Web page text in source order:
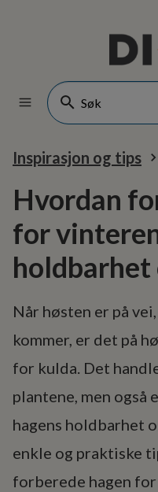
Inspirasjon og tips
Hvordan
for
Når høsten er på
kommer, er det på
for kulda. Det
plantene, men
hagens holdbarhet
enkle og praktiske
forberede hagen